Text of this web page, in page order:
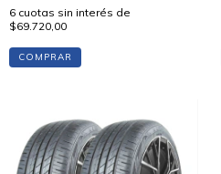
6 cuotas sin interés de
$69.720,00
COMPRAR